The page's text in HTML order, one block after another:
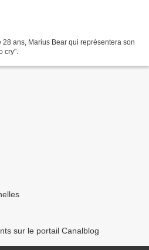
ans, Marius Bear qui représentera son
cry".
sur le portail Canalblog